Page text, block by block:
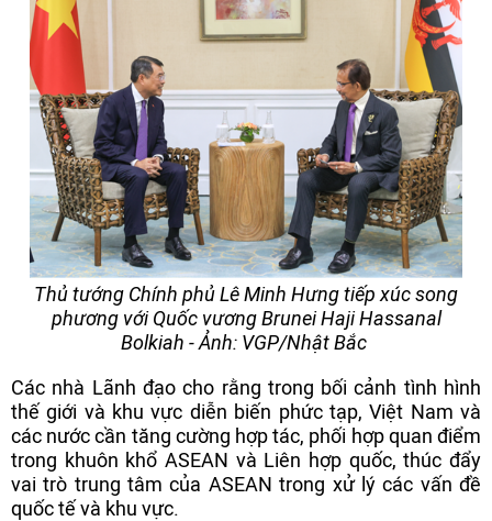
Thủ tướng Chính phủ Lê Minh Hưng tiếp xúc song
phương với Quốc vương Brunei Haji Hassanal
Bolkiah - Ảnh: VGP/Nhật Bắc
Các nhà Lãnh đạo cho rằng trong bối cảnh tình hình
thế giới và khu vực diễn biến phức tạp, Việt Nam và
các nước cần tăng cường hợp tác, phối hợp quan điểm
trong khuôn khổ ASEAN và Liên hợp quốc, thúc đẩy
vai trò trung tâm của ASEAN trong xử lý các vấn đề
quốc tế và khu vực.